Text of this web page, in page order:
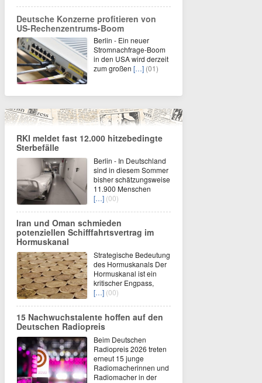
Deutsche Konzerne profitieren von
US-Rechenzentrums-Boom
Berlin - Ein neuer
Stromnachfrage-Boom
in den USA wird derzeit
zum großen […] (01)
RKI meldet fast 12.000 hitzebedingte
Sterbefälle
Berlin - In Deutschland
sind in diesem Sommer
bisher schätzungsweise
11.900 Menschen
[…] (00)
Iran und Oman schmieden
potenziellen Schifffahrtsvertrag im
Hormuskanal
Strategische Bedeutung
des Hormuskanals Der
Hormuskanal ist ein
kritischer Engpass,
[…] (00)
15 Nachwuchstalente hoffen auf den
Deutschen Radiopreis
Beim Deutschen
Radiopreis 2026 treten
erneut 15 junge
Radiomacherinnen und
Radiomacher in der